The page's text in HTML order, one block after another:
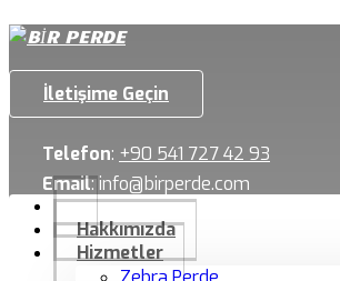
İletişime Geçin
Telefon: +90 541 727 42 93
Email:info@birperde.com
Hakkımızda
Hizmetler